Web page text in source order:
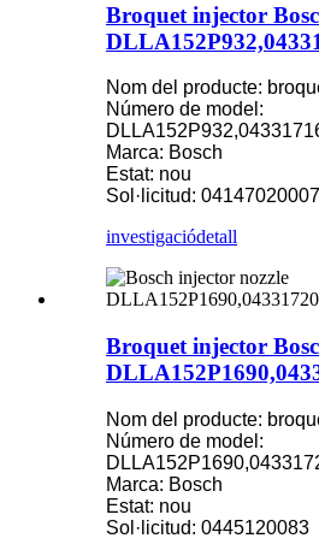
Broquet injector
Nom del producte:
Número de model:
Marca: Bosch
Estat: nou
Sol·licitud: 04147020007
investigaciódetall
Broquet injector
Nom del producte:
Número de model:
Marca: Bosch
Estat: nou
Sol·licitud: 0445120083